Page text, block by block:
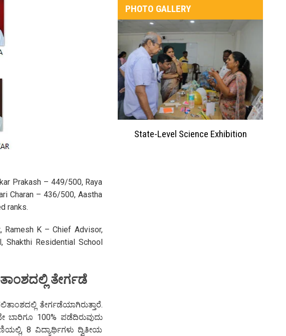
Prakash – 449/500, Raya
Charan – 436/500, Aastha
ranks.
Ramesh K – Chief Advisor,
Shakthi Residential School
ತೇರ್ಗಡೆ
ತೇರ್ಗಡೆಯಾಗಿರುತ್ತಾರೆ.
100% ಪಡೆದಿರುವುದು
8 ವಿದ್ಯಾರ್ಥಿಗಳು ದ್ವಿತೀಯ
PHOTO GALLERY
Day Celebration 2023 State-Level Science Exhibition